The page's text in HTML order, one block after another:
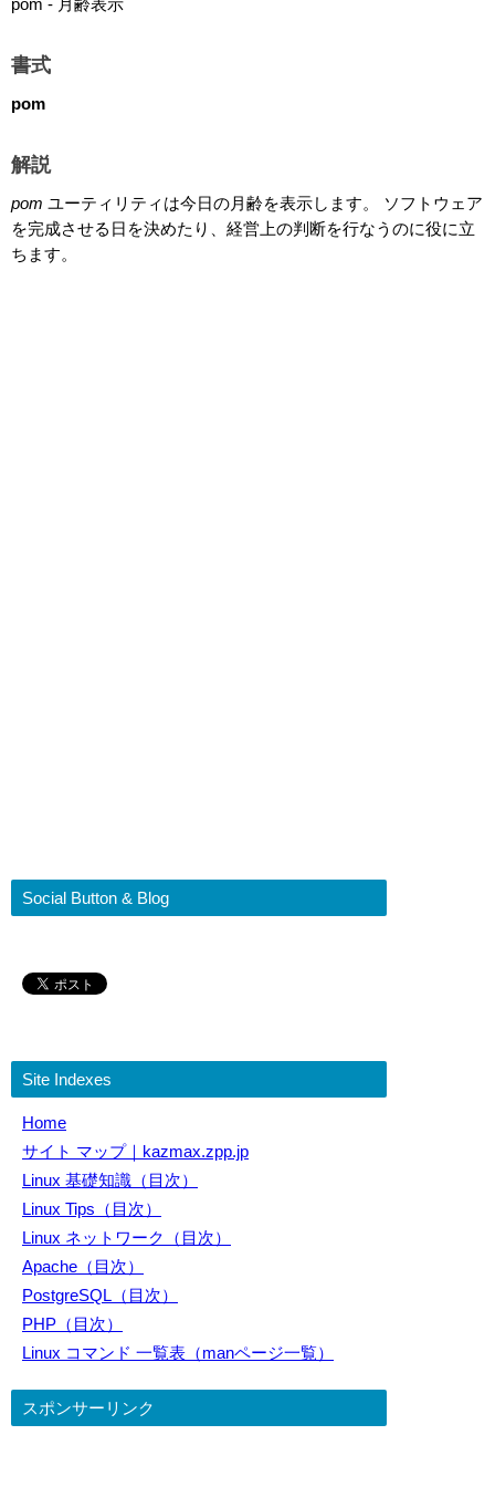
pom - 月齢表示
書式
pom
解説
pom ユーティリティは今日の月齢を表示します。 ソフトウェア
を完成させる日を決めたり、経営上の判断を行なうのに役に立
ちます。
Social Button & Blog
Site Indexes
Home
サイト マップ｜kazmax.zpp.jp
Linux 基礎知識（目次）
Linux Tips（目次）
Linux ネットワーク（目次）
Apache（目次）
PostgreSQL（目次）
PHP（目次）
Linux コマンド 一覧表（manページ一覧）
スポンサーリンク